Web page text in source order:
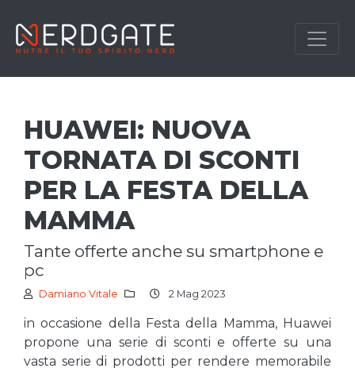
HUAWEI: NUOVA
TORNATA DI SCONTI
PER LA FESTA DELLA
MAMMA
tante offerte anche su smartphone e
pc
Damiano Vitale 2 Mag 2023
in occasione della Festa della Mamma, Huawei
propone una serie di sconti e offerte su una
vasta serie di prodotti per rendere memorabile